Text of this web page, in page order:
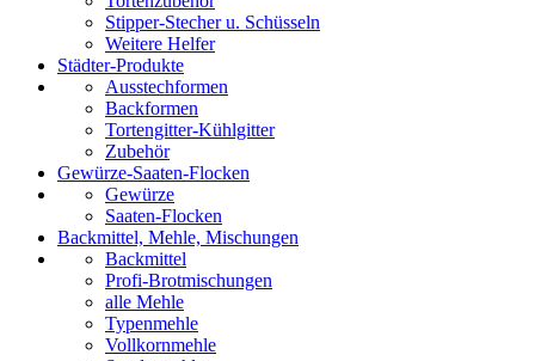
Stipper-Stecher u. Schüsseln
Weitere Helfer
Städter-Produkte
Ausstechformen
Backformen
Tortengitter-Kühlgitter
Zubehör
Gewürze-Saaten-Flocken
Gewürze
Saaten-Flocken
Backmittel, Mehle, Mischungen
Backmittel
Profi-Brotmischungen
alle Mehle
Typenmehle
Vollkornmehle